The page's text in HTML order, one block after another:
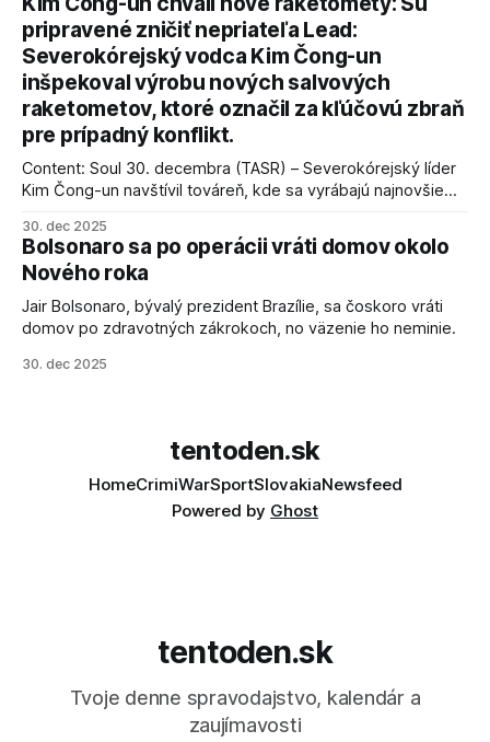
AFP informuje, že Trump vyjadril presvedčenie, že Izrael plní
podmienky dohody o prí
pripravené zničiť nepriateľa Lead:
Severokórejský vodca Kim Čong-un
inšpekoval výrobu nových salvových
raketometov, ktoré označil za kľúčovú zbraň
pre prípadný konflikt.
Content: Soul 30. decembra (TASR) – Severokórejský líder
Kim Čong-un navštívil továreň, kde sa vyrábajú najnovšie
schopnosti. Informovali o tom štátne médiá KĽDR, na ktoré
sa odvoláva agentúra AFP.
30. dec 2025
Bolsonaro sa po operácii vráti domov okolo
Nového roka
Jair Bolsonaro, bývalý prezident Brazílie, sa čoskoro vráti
domov po zdravotných zákrokoch, no väzenie ho neminie.
30. dec 2025
tentoden.sk
HomeCrimiWarSportSlovakiaNewsfeed
Powered by Ghost
tentoden.sk
Tvoje denne spravodajstvo, kalendár a
zaujímavosti